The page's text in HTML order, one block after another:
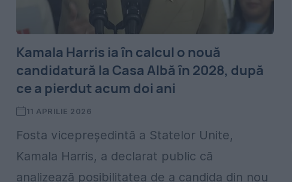
Kamala Harris ia în calcul o nouă
candidatură la Casa Albă în 2028, după
ce a pierdut acum doi ani
11 APRILIE 2026
Fosta vicepreședintă a Statelor Unite,
Kamala Harris, a declarat public că
analizează posibilitatea de a candida din nou